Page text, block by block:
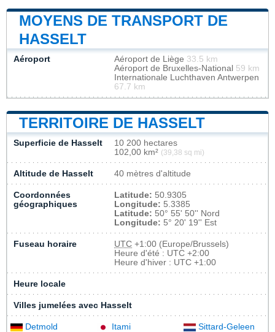
MOYENS DE TRANSPORT DE
HASSELT
Aéroport Aéroport de Liège 33.5 km
Aéroport de Bruxelles-National 59 km
Internationale Luchthaven Antwerpen
67.7 km
TERRITOIRE DE HASSELT
Superficie de Hasselt
10 200 hectares
102,00 km² (39,38 sq mi)
Altitude de Hasselt 40 mètres d'altitude
Coordonnées
géographiques
Latitude: 50.9305
Longitude: 5.3385
Latitude: 50° 55' 50'' Nord
Longitude: 5° 20' 19'' Est
Fuseau horaire UTC +1:00 (Europe/Brussels)
Heure d'été : UTC +2:00
Heure d'hiver : UTC +1:00
Heure locale
Villes jumelées avec Hasselt
Detmold Itami Sittard-Geleen